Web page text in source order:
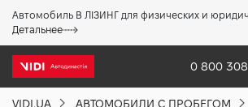
Автомобиль В ЛІЗИНГ для физических и
Детальнее
0 800
VIDI.UA АВТОМОБИЛИ С ПРОБЕГОМ